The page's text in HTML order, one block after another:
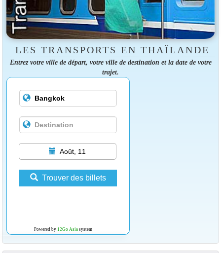
LES TRANSPORTS EN THAÏLANDE
Entrez votre ville de départ, votre ville de destination et la date de votre
trajet.
Août, 11
Trouver des billets
Powered by 12Go Asiasystem